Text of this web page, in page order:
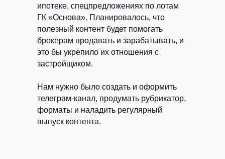
ипотеке, спецпредложениях по лотам
ГК «Основа». Планировалось, что
полезный контент будет помогать
брокерам продавать и зарабатывать, и
это бы укрепило их отношения с
застройщиком.
Нам нужно было создать и оформить
телеграм-канал, продумать рубрикатор,
форматы и наладить регулярный
выпуск контента.